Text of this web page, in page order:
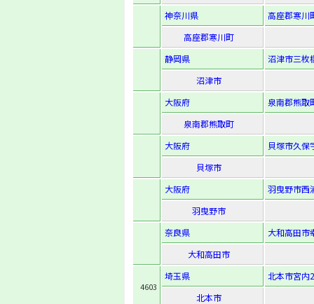
神奈川県
高座郡寒川
高座郡寒川町
静岡県
沼津市三枚
沼津市
大阪府
泉南郡熊取
泉南郡熊取町
大阪府
貝塚市久保
貝塚市
大阪府
羽曳野市西
羽曳野市
奈良県
大和高田市
大和高田市
4603
埼玉県
北本市宮内
北本市